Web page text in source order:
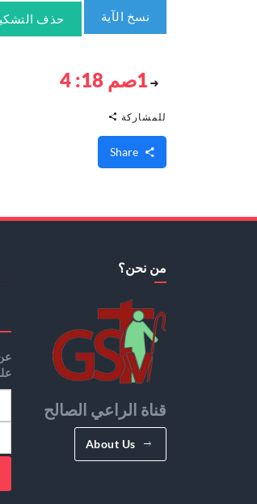
نسخ الآية حذف
1صم 18: 4
للمشاركة
من نحن؟
قناة الراعي الصالح
About Us